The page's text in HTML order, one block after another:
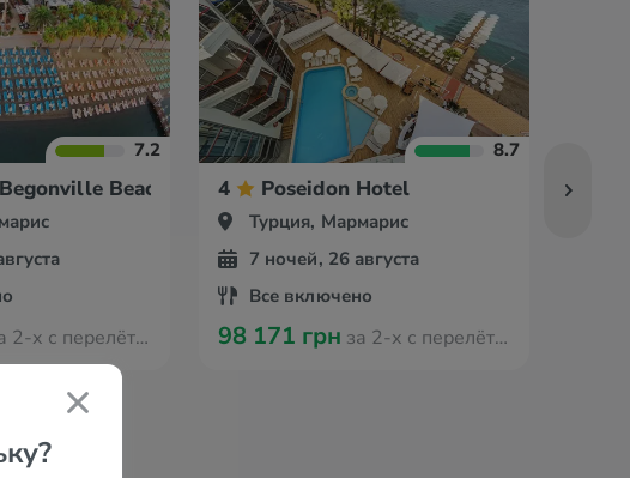
7.2
Beach Hotel
х с перелётом из Амстердама
8.7
4 Poseidon Hotel
Турция, Мармарис
7 ночей, 26 августа
Все включено
98 171 грн за 2-х с перелётом из Амстердама